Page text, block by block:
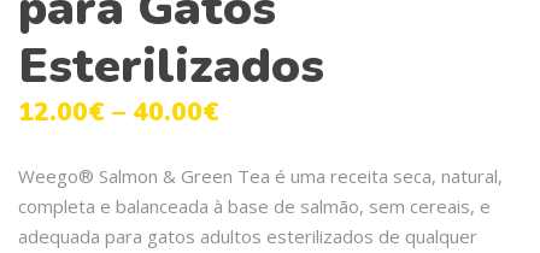
Esterilizados
12.00€ – 40.00€
Weego® Salmon & Green Tea é uma receita seca, natural,
completa e balanceada à base de salmão, sem cereais, e
adequada para gatos adultos esterilizados de qualquer